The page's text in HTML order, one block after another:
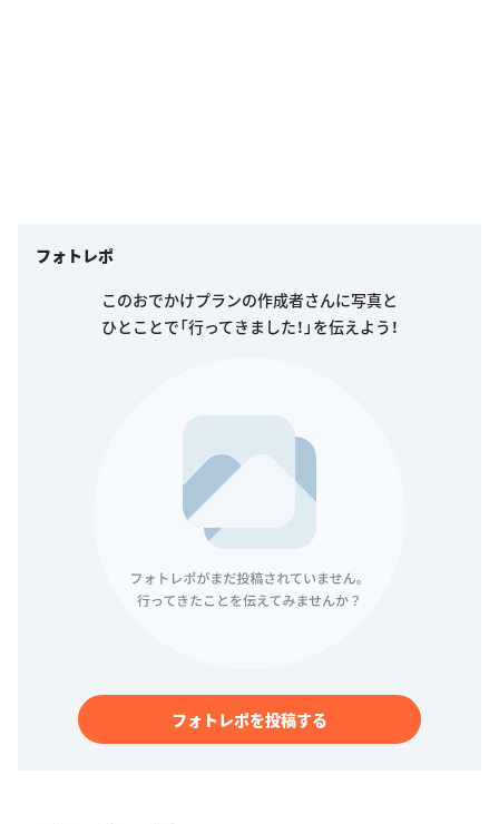
フォトレポ
このおでかけプランの作成者さんに写真と
ひとことで「行ってきました！」を伝えよう！
フォトレポを投稿する